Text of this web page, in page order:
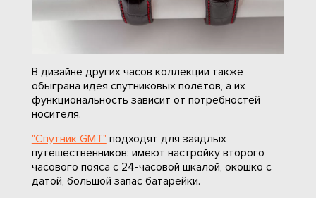
В дизайне других часов коллекции также
обыграна идея спутниковых полётов, а их
функциональность зависит от потребностей
носителя.
"Спутник GMT" подходят для заядлых
путешественников: имеют настройку второго
часового пояса с 24-часовой шкалой, окошко с
датой, большой запас батарейки.